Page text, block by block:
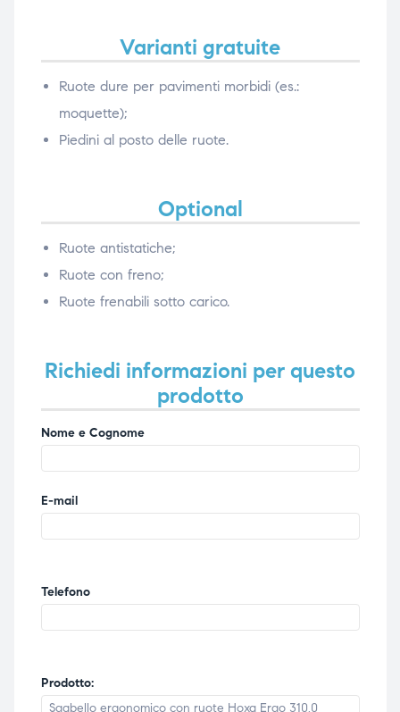
Varianti gratuite
Ruote dure per pavimenti morbidi (es.:
moquette);
Piedini al posto delle ruote.
Optional
Ruote antistatiche;
Ruote con freno;
Ruote frenabili sotto carico.
Richiedi informazioni per questo
prodotto
Nome e Cognome
E-mail
Telefono
Prodotto: